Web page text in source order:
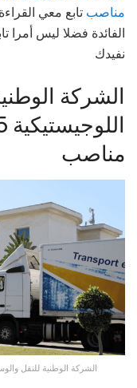
مناصب تابع معي
الفائدة فضلا ليس أمرا
نفيدك
الشركة
مناصب
الشركة الوطنية للنقل والوسائل